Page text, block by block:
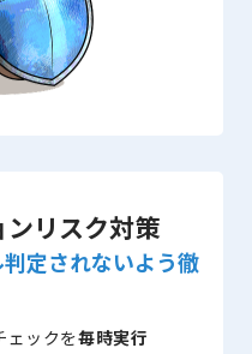
リスク対策
定されないよう徹
ェックを毎時実行